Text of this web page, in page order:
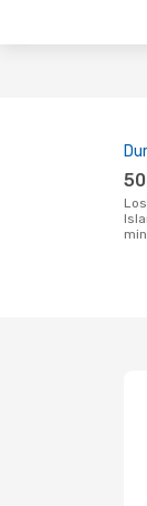
Los vuelos de San Juan a St Croix